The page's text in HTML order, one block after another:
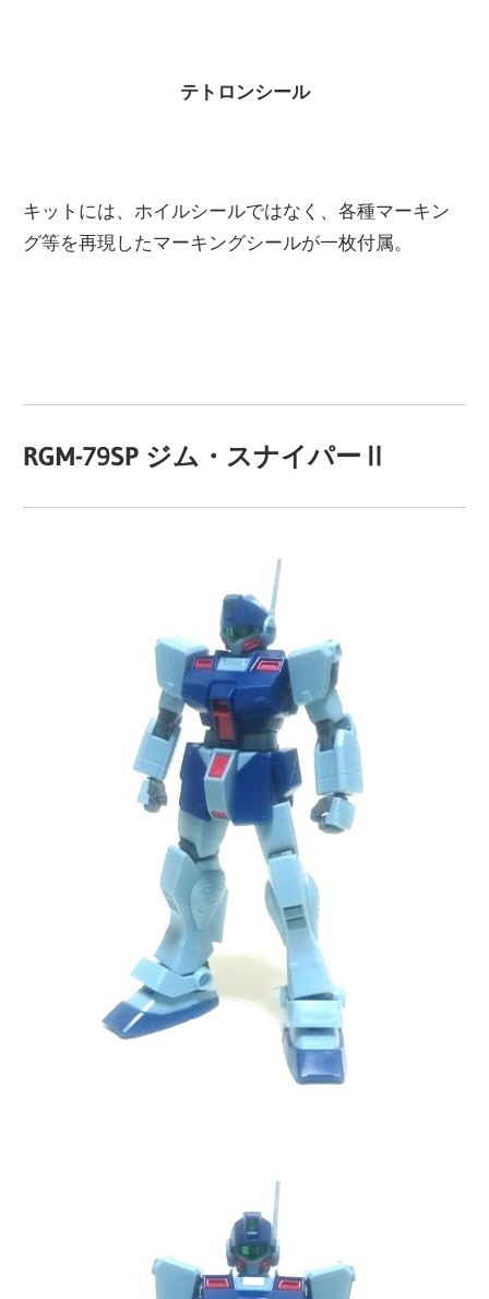
テトロンシール
キットには、ホイルシールではなく、各種マーキン
グ等を再現したマーキングシールが一枚付属。
RGM-79SP ジム・スナイパーⅡ